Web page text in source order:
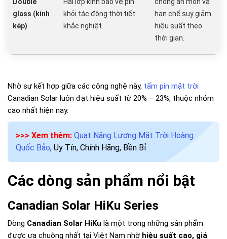
Double
glass (kính
kép)
Hai lớp kính bảo vệ pin
khỏi tác động thời tiết
khắc nghiệt.
chống ăn mòn và
hạn chế suy giảm
hiệu suất theo
thời gian.
Nhờ sự kết hợp giữa các công nghệ này, tấm pin mặt trời
Canadian Solar luôn đạt hiệu suất từ 20% – 23%, thuộc nhóm
cao nhất hiện nay.
>>> Xem thêm: Quạt Năng Lượng Mặt Trời Hoàng
Quốc Bảo, Uy Tín, Chính Hãng, Bền Bỉ
Các dòng sản phẩm nổi bật
Canadian Solar HiKu Series
Dòng Canadian Solar HiKu là một trong những sản phẩm
được ưa chuộng nhất tại Việt Nam nhờ hiệu suất cao, giá